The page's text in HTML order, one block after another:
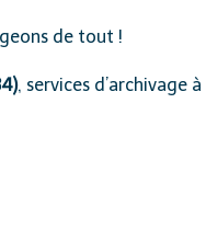
de tout !
, services d’archivage à